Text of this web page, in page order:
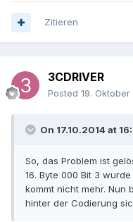
Zitieren
3CDRIVER
Posted 19. Oktober
On 17.10.2014 at
So, das Problem ist
16. Byte 000 Bit 3
kommt nicht mehr. Nun
hinter der Codierung